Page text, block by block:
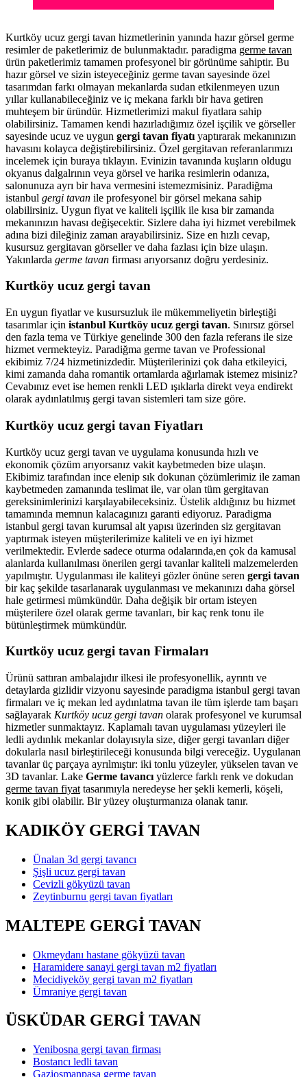
Kurtköy ucuz gergi tavan hizmetlerinin yanında hazır görsel germe
resimler de paketlerimiz de bulunmaktadır. paradigma germe tavan
ürün paketlerimiz tamamen profesyonel bir görünüme sahiptir. Bu
hazır görsel ve sizin isteyeceğiniz germe tavan sayesinde özel
tasarımdan farkı olmayan mekanlarda sudan etkilenmeyen uzun
yıllar kullanabileceğiniz ve iç mekana farklı bir hava getiren
muhteşem bir üründür. Hizmetlerimizi makul fiyatlara sahip
olabilirsiniz. Tamamen kendi hazırladığımız özel işçilik ve görseller
sayesinde ucuz ve uygun gergi tavan fiyatı yaptırarak mekanınızın
havasını kolayca değiştirebilirsiniz. Özel gergitavan referanlarımızı
incelemek için buraya tıklayın. Evinizin tavanında kuşların oldugu
okyanus dalgalrının veya görsel ve harika resimlerin odanıza,
salonunuza ayrı bir hava vermesini istemezmisiniz. Paradiğma
istanbul gergi tavan ile profesyonel bir görsel mekana sahip
olabilirsiniz. Uygun fiyat ve kaliteli işçilik ile kısa bir zamanda
mekanınızın havası değişecektir. Sizlere daha iyi hizmet verebilmek
adına bizi dileğiniz zaman arayabilirsiniz. Size en hızlı cevap,
kusursuz gergitavan görseller ve daha fazlası için bize ulaşın.
Yakınlarda germe tavan firması arıyorsanız doğru yerdesiniz.
Kurtköy ucuz gergi tavan
En uygun fiyatlar ve kusursuzluk ile mükemmeliyetin birleştiği
tasarımlar için istanbul Kurtköy ucuz gergi tavan. Sınırsız görsel
den fazla tema ve Türkiye genelinde 300 den fazla referans ile size
hizmet vermekteyiz. Paradiğma germe tavan ve Professional
ekibimiz 7/24 hizmetinizdedir. Müşterilerinizi çok daha etkileyici,
kimi zamanda daha romantik ortamlarda ağırlamak istemez misiniz?
Cevabınız evet ise hemen renkli LED ışıklarla direkt veya endirekt
olarak aydınlatılmış gergi tavan sistemleri tam size göre.
Kurtköy ucuz gergi tavan Fiyatları
Kurtköy ucuz gergi tavan ve uygulama konusunda hızlı ve
ekonomik çözüm arıyorsanız vakit kaybetmeden bize ulaşın.
Ekibimiz tarafından ince elenip sık dokunan çözümlerimiz ile zaman
kaybetmeden zamanında teslimat ile, var olan tüm gergitavan
gereksinimlerinizi karşılayabileceksiniz. Üstelik aldığınız bu hizmet
tamamında memnun kalacagınızı garanti ediyoruz. Paradigma
istanbul gergi tavan kurumsal alt yapısı üzerinden siz gergitavan
yaptırmak isteyen müşterilerimize kaliteli ve en iyi hizmet
verilmektedir. Evlerde sadece oturma odalarında,en çok da kamusal
alanlarda kullanılması önerilen gergi tavanlar kaliteli malzemelerden
yapılmıştır. Uygulanması ile kaliteyi gözler önüne seren gergi tavan
bir kaç şekilde tasarlanarak uygulanması ve mekanınızı daha görsel
hale getirmesi mümkündür. Daha değişik bir ortam isteyen
müşterilere özel olarak germe tavanları, bir kaç renk tonu ile
bütünleştirmek mümkündür.
Kurtköy ucuz gergi tavan Firmaları
Ürünü sattıran ambalajıdır ilkesi ile profesyonellik, ayrıntı ve
detaylarda gizlidir vizyonu sayesinde paradigma istanbul gergi tavan
firmaları ve iç mekan led aydınlatma tavan ile tüm işlerde tam başarı
sağlayarak Kurtköy ucuz gergi tavan olarak profesyonel ve kurumsal
hizmetler sunmaktayız. Kaplamalı tavan uygulaması yüzeyleri ile
ledli aydınlık mekanlar dolayısıyla size, diğer gergi tavanları diğer
dokularla nasıl birleştirileceği konusunda bilgi vereceğiz. Uygulanan
tavanlar üç parçaya ayrılmıştır: iki tonlu yüzeyler, yükselen tavan ve
3D tavanlar. Lake Germe tavancı yüzlerce farklı renk ve dokudan
germe tavan fiyat tasarımıyla neredeyse her şekli kemerli, köşeli,
konik gibi olabilir. Bir yüzey oluşturmanıza olanak tanır.
KADIKÖY GERGİ TAVAN
Ünalan 3d gergi tavancı
Şişli ucuz gergi tavan
Cevizli gökyüzü tavan
Zeytinburnu gergi tavan fiyatları
MALTEPE GERGİ TAVAN
Okmeydanı hastane gökyüzü tavan
Haramidere sanayi gergi tavan m2 fiyatları
Mecidiyeköy gergi tavan m2 fiyatları
Ümraniye gergi tavan
ÜSKÜDAR GERGİ TAVAN
Yenibosna gergi tavan firması
Bostancı ledli tavan
Gaziosmanpaşa germe tavan